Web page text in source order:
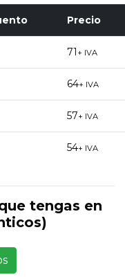
Precio
71 + IVA
64+ IVA
57+ IVA
54+ IVA
tengas en